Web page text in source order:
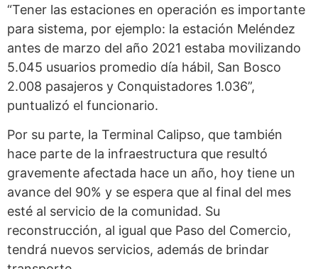
“Tener las estaciones en operación es importante
para sistema, por ejemplo: la estación Meléndez
antes de marzo del año 2021 estaba movilizando
5.045 usuarios promedio día hábil, San Bosco
2.008 pasajeros y Conquistadores 1.036”,
puntualizó el funcionario.
Por su parte, la Terminal Calipso, que también
hace parte de la infraestructura que resultó
gravemente afectada hace un año, hoy tiene un
avance del 90% y se espera que al final del mes
esté al servicio de la comunidad. Su
reconstrucción, al igual que Paso del Comercio,
tendrá nuevos servicios, además de brindar